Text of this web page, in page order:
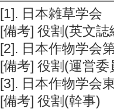
[1]. 日本雑草学会
[備考] 役割(英文誌
[2]. 日本作物学会
[備考] 役割(運営
[3]. 日本作物学会
[備考] 役割(幹事)